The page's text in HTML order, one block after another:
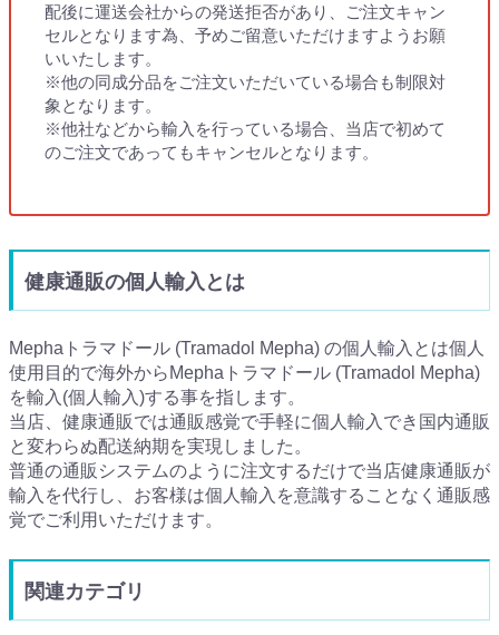
配後に運送会社からの発送拒否があり、ご注文キャン
セルとなります為、予めご留意いただけますようお願
いいたします。
※他の同成分品をご注文いただいている場合も制限対
象となります。
※他社などから輸入を行っている場合、当店で初めて
のご注文であってもキャンセルとなります。
健康通販の個人輸入とは
Mephaトラマドール (Tramadol Mepha) の個人輸入とは個人
使用目的で海外からMephaトラマドール (Tramadol Mepha)
を輸入(個人輸入)する事を指します。
当店、健康通販では通販感覚で手軽に個人輸入でき国内通販
と変わらぬ配送納期を実現しました。
普通の通販システムのように注文するだけで当店健康通販が
輸入を代行し、お客様は個人輸入を意識することなく通販感
覚でご利用いただけます。
関連カテゴリ